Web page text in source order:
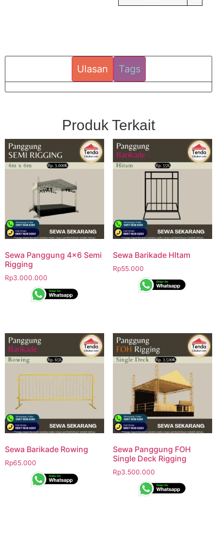
Ulasan Tags
Produk Terkait
Sewa Panggung 4×6 Semi
Rigging
Rp3.000.000
Sewa Barikade HItam
Rp55.000
Sewa Barikade Rowing
Rp65.000
Sewa Panggung FOH
Single Deck Rigging
Rp3.500.000